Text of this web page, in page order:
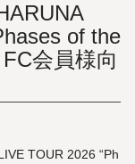
of the
会員様向
TOUR 2026 “Ph